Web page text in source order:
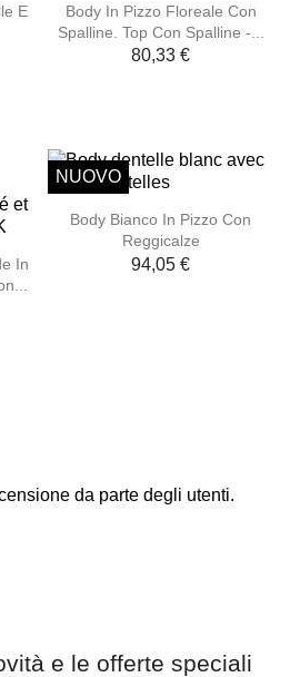
E
Body In Pizzo Floreale Con
Spalline. Top Con Spalline -...
80,33 €
In
Body Bianco In Pizzo Con
Reggicalze
94,05 €
NUOVO
da parte degli utenti.
e le offerte speciali